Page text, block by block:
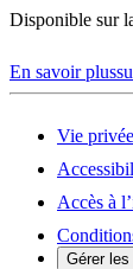
Disponible sur
En savoir plus
Vie privée
Accès à
Gérer